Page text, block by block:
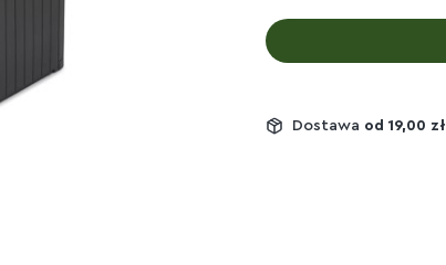
Dostawa od 19,00 zł